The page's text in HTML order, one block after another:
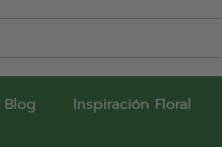
Blog Inspiración Floral